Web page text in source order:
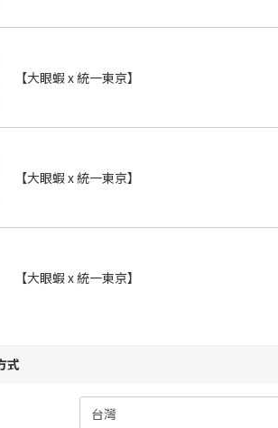
【大眼蝦 x 統一東京】
【大眼蝦 x 統一東京】
【大眼蝦 x 統一東京】
式